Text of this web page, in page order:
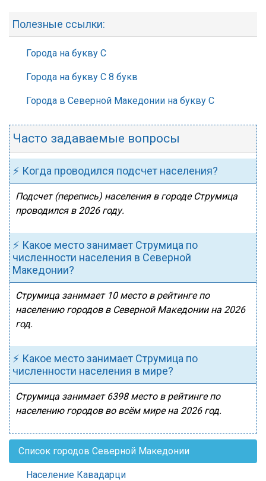
Полезные ссылки:
Города на букву С
Города на букву С 8 букв
Города в Северной Македонии на букву С
Часто задаваемые вопросы
⚡ Когда проводился подсчет населения?
Подсчет (перепись) населения в городе Струмица
проводился в 2026 году.
⚡ Какое место занимает Струмица по
численности населения в Северной
Македонии?
Струмица занимает 10 место в рейтинге по
населению городов в Северной Македонии на 2026
год.
⚡ Какое место занимает Струмица по
численности населения в мире?
Струмица занимает 6398 место в рейтинге по
населению городов во всём мире на 2026 год.
Список городов Северной Македонии
Население Кавадарци